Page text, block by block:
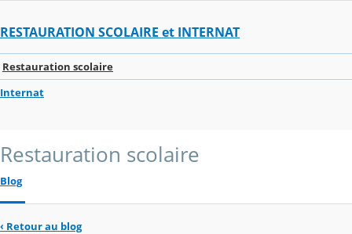
RESTAURATION SCOLAIRE et INTERNAT
Restauration scolaire
Internat
Restauration scolaire
Blog
‹ Retour au blog